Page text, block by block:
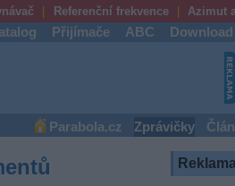
Referenční frekvence Azimut
Přijímače ABC Download
Parabola.cz Zprávičky